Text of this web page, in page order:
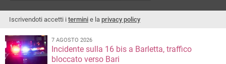
Iscrivendoti accetti i termini e la privacy policy
7 AGOSTO 2026
Incidente sulla 16 bis a Barletta, traffico
bloccato verso Bari